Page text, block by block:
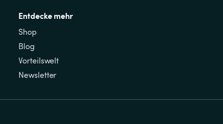
Entdecke mehr
Shop
Blog
Vorteilswelt
Newsletter